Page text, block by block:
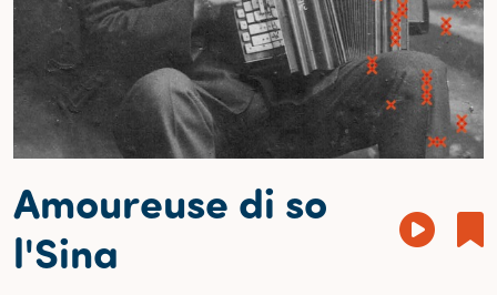
Amoureuse di so
l'Sina